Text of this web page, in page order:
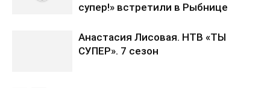
супер!» встретили в Рыбнице
Анастасия Лисовая. НТВ «ТЫ
СУПЕР». 7 сезон